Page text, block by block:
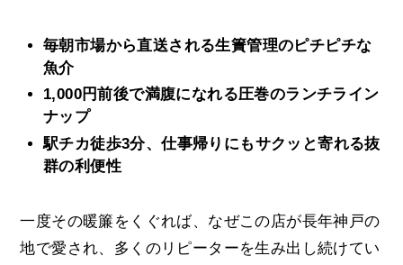
毎朝市場から直送される生簀管理のピチピチな
魚介
1,000円前後で満腹になれる圧巻のランチライン
ナップ
駅チカ徒歩3分、仕事帰りにもサクッと寄れる抜
群の利便性
一度その暖簾をくぐれば、なぜこの店が長年神戸の
地で愛され、多くのリピーターを生み出し続けてい